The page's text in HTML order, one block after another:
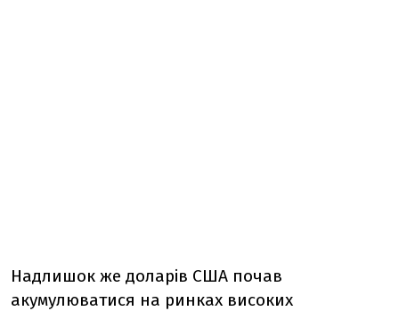
Надлишок же доларів США почав
акумулюватися на ринках високих